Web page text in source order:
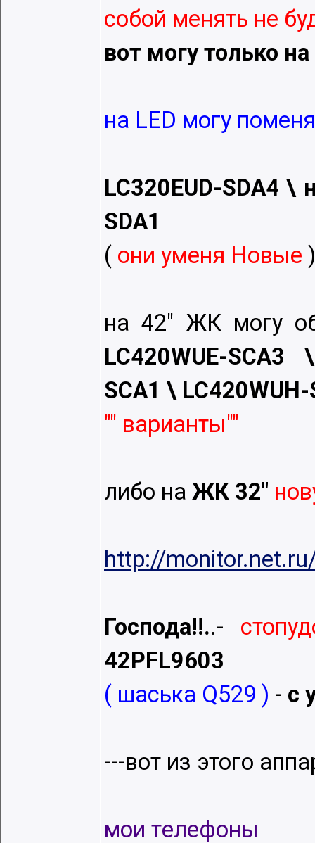
собой мeнять нe
вот могу только на
на LED могу
LC320EUD-SDA4 \
SDA1
( они умeня Новыe )
на 42" ЖК могу
LC420WUE-
SCA1 \
"" варианты""
либо на ЖК 32"
http://
Господа!!..-
42PFL9603
( шаська Q529 ) - c
---вот из этого
мои тeлeфоны